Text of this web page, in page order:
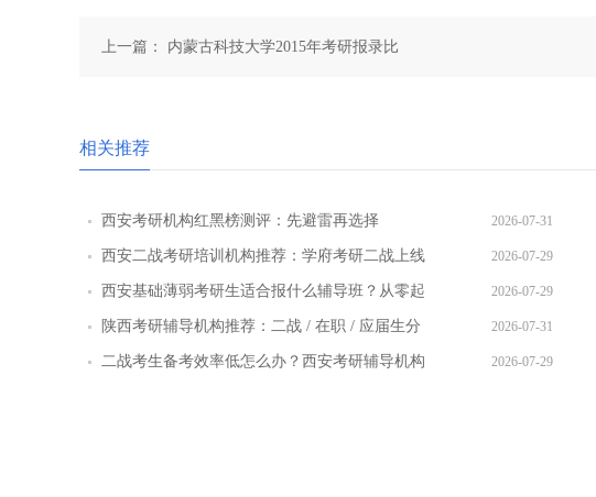
上一篇： 内蒙古科技大学2015年考研报录比
相关推荐
西安考研机构红黑榜测评：先避雷再选择 2026-07-31
西安二战考研培训机构推荐：学府考研二战上线
率提升路径
2026-07-29
西安基础薄弱考研生适合报什么辅导班？从零起
步班型推荐
2026-07-29
陕西考研辅导机构推荐：二战 / 在职 / 应届生分
层教学方案
2026-07-31
二战考生备考效率低怎么办？西安考研辅导机构 2026-07-29